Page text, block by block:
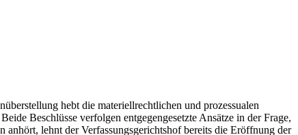
hebt die materiellrechtlichen und prozessualen
Beschlüsse verfolgen entgegengesetzte Ansätze in der Frage,
lehnt der Verfassungsgerichtshof bereits die Eröffnung der